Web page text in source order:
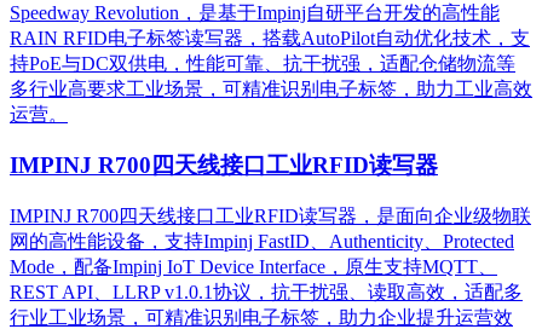
Speedway Revolution，是基于Impinj自研平台开发的高性能
RAIN RFID电子标签读写器，搭载AutoPilot自动优化技术，支
持PoE与DC双供电，性能可靠、抗干扰强，适配仓储物流等
多行业高要求工业场景，可精准识别电子标签，助力工业高效
运营。​
IMPINJ R700四天线接口工业RFID读写器
IMPINJ R700四天线接口工业RFID读写器，是面向企业级物联
网的高性能设备，支持Impinj FastID、Authenticity、Protected
Mode，配备Impinj IoT Device Interface，原生支持MQTT、
REST API、LLRP v1.0.1协议，抗干扰强、读取高效，适配多
行业工业场景，可精准识别电子标签，助力企业提升运营效